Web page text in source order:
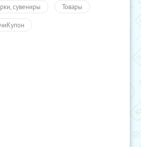
сувениры Товары